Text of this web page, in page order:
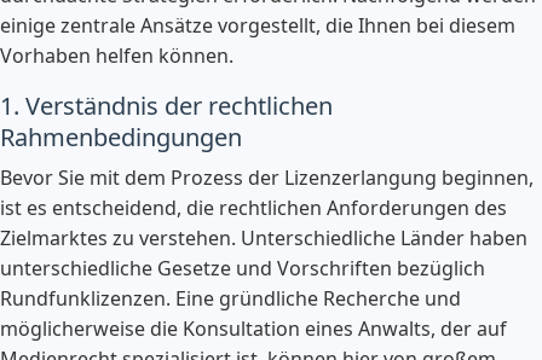
einige zentrale Ansätze vorgestellt, die Ihnen bei diesem
Vorhaben helfen können.
1. Verständnis der rechtlichen
Rahmenbedingungen
Bevor Sie mit dem Prozess der Lizenzerlangung beginnen,
ist es entscheidend, die rechtlichen Anforderungen des
Zielmarktes zu verstehen. Unterschiedliche Länder haben
unterschiedliche Gesetze und Vorschriften bezüglich
Rundfunklizenzen. Eine gründliche Recherche und
möglicherweise die Konsultation eines Anwalts, der auf